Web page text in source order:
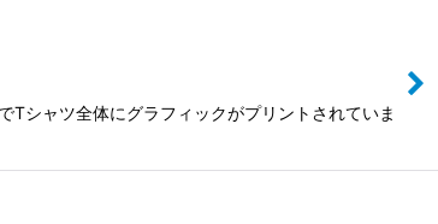
Tシャツ全体にグラフィックがプリントされていま